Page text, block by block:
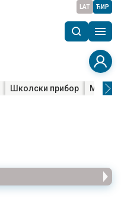
LAT ЋИР
Школски прибор Мала